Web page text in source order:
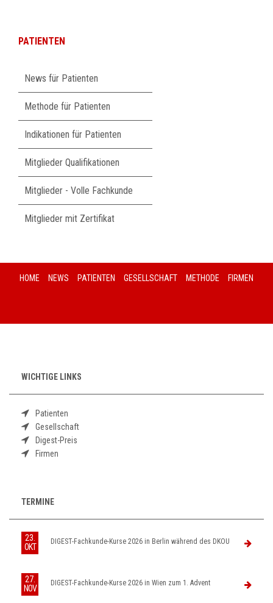
PATIENTEN
überspringen
News für Patienten
Methode für Patienten
Indikationen für Patienten
Mitglieder Qualifikationen
Mitglieder - Volle Fachkunde
Mitglieder mit Zertifikat
HOME NEWS PATIENTEN GESELLSCHAFT METHODE FIRMEN
WICHTIGE LINKS
Patienten
Gesellschaft
Digest-Preis
Firmen
TERMINE
23.
OKT
DIGEST-Fachkunde-Kurse 2026 in Berlin während des DKOU
27.
NOV
DIGEST-Fachkunde-Kurse 2026 in Wien zum 1. Advent